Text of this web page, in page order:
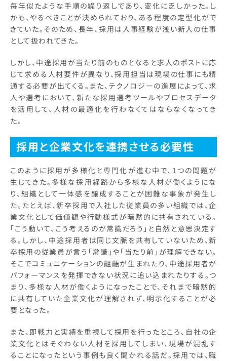
毎年似たような手順の繰り返しであり、変化に乏しかった。し
かも、やるべきことが決められており、ある程度の定型化がで
きていた。そのため、長年、採用は人事経験が浅い新人の仕事
として扱われてきた。
しかし、中途採用が当たり前のものとなると求人のポストに応
じて求める人材要件が異なり、採用担当は現場の仕事にも精
通する必要が出てくる。また、テクノロジーの進展によって、求
人や選考において、新たな採用選考ツールやプロセスデータ
を活用して、人材の最適化を行わなくてはならなくなってき
た。
採用と企業文化を連携させる必要性
このように採用が多様化と専門化が進む中で、1つの問題が
生じてきた。多様な採用経路から多様な人材が働くようにな
り、組織として一体感を醸成することが困難な事象が発生し
た。たとえば、新卒採用で入社した従業員の多い組織では、企
業文化として価値観や行動様式が暗黙的に共有されている。
「こう動いて、こう考えるのが常識だろう」と自然と意思決定す
る。しかし、中途採用者は同じ文脈を共有していないため、新
卒採用の従業員が言う「常識」や「当たり前」が理解できない。
そこでコミュニケーションの齟齬が生まれたり、中途採用者が
パフォーマンスを発揮できない状況に追い込まれたりする。つ
まり、多様な人材が働くようになったことで、それまで暗黙的
に共有していた企業文化が理解されず、明示化することが必
要となった。
また、即戦力と実績を重視して採用を行ったところ、自社の企
業文化とはそぐわない人材を採用してしまい、現場が混乱す
ることになったという事例も良く聞かれる話だ。採用では、職